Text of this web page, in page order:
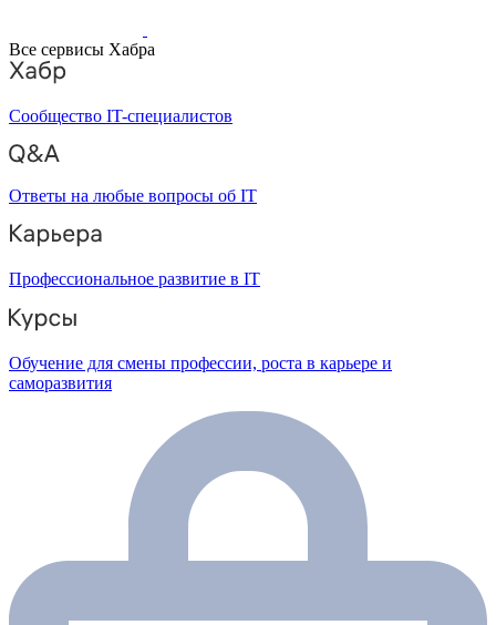
Все сервисы Хабра
Сообщество IT-специалистов
Ответы на любые вопросы об IT
Профессиональное развитие в IT
Обучение для смены профессии, роста в карьере и
саморазвития